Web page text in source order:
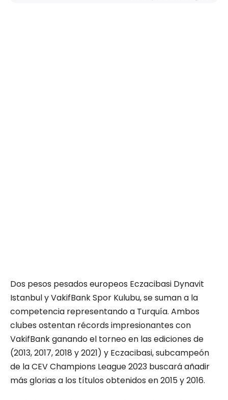
Dos pesos pesados europeos Eczacibasi Dynavit
Istanbul y VakifBank Spor Kulubu, se suman a la
competencia representando a Turquía. Ambos
clubes ostentan récords impresionantes con
VakifBank ganando el torneo en las ediciones de
(2013, 2017, 2018 y 2021) y Eczacibasi, subcampeón
de la CEV Champions League 2023 buscará añadir
más glorias a los títulos obtenidos en 2015 y 2016.